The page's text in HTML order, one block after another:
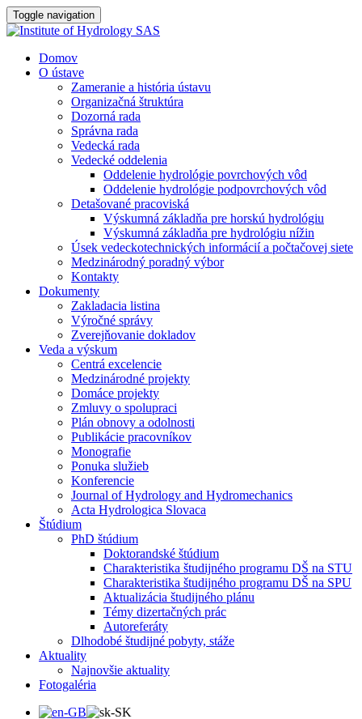
Toggle navigation
Domov
O ústave
Zameranie a história ústavu
Organizačná štruktúra
Dozorná rada
Správna rada
Vedecká rada
Vedecké oddelenia
Oddelenie hydrológie povrchových vôd
Oddelenie hydrológie podpovrchových vôd
Detašované pracoviská
Výskumná základňa pre horskú hydrológiu
Výskumná základňa pre hydrológiu nížin
Úsek vedeckotechnických informácií a počtačovej siete
Medzinárodný poradný výbor
Kontakty
Dokumenty
Zakladacia listina
Výročné správy
Zverejňovanie dokladov
Veda a výskum
Centrá excelencie
Medzinárodné projekty
Domáce projekty
Zmluvy o spolupraci
Plán obnovy a odolnosti
Publikácie pracovníkov
Monografie
Ponuka služieb
Konferencie
Journal of Hydrology and Hydromechanics
Acta Hydrologica Slovaca
Štúdium
PhD štúdium
Doktorandské štúdium
Charakteristika študijného programu DŠ na STU
Charakteristika študijného programu DŠ na SPU
Aktualizácia študijného plánu
Témy dizertačných prác
Autoreferáty
Dlhodobé študijné pobyty, stáže
Aktuality
Najnovšie aktuality
Fotogaléria